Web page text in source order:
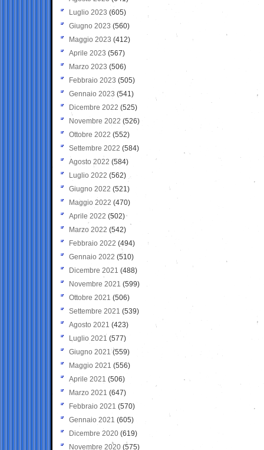
Luglio 2023 (605)
Giugno 2023 (560)
Maggio 2023 (412)
Aprile 2023 (567)
Marzo 2023 (506)
Febbraio 2023 (505)
Gennaio 2023 (541)
Dicembre 2022 (525)
Novembre 2022 (526)
Ottobre 2022 (552)
Settembre 2022 (584)
Agosto 2022 (584)
Luglio 2022 (562)
Giugno 2022 (521)
Maggio 2022 (470)
Aprile 2022 (502)
Marzo 2022 (542)
Febbraio 2022 (494)
Gennaio 2022 (510)
Dicembre 2021 (488)
Novembre 2021 (599)
Ottobre 2021 (506)
Settembre 2021 (539)
Agosto 2021 (423)
Luglio 2021 (577)
Giugno 2021(559)
Maggio 2021 (556)
Aprile 2021 (506)
Marzo 2021 (647)
Febbraio 2021 (570)
Gennaio 2021 (605)
Dicembre 2020 (619)
Novembre 2020 (575)